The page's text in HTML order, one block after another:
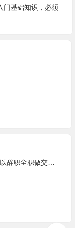
门基础知识，必须
全职做交易吗？